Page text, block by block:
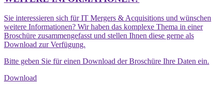
Sie interessieren sich für IT Mergers & Acquisitions und wünschen
weitere Informationen? Wir haben das komplexe Thema in einer
Broschüre zusammengefasst und stellen Ihnen diese gerne als
Download zur Verfügung.
Bitte geben Sie für einen Download der Broschüre Ihre Daten ein.
Download